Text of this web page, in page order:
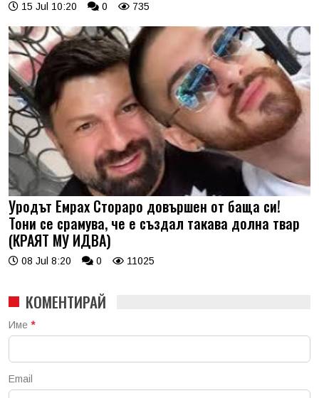
15 Jul 10:20 0 735
Уродът Емрах Стораро довършен от баща си!
Тони се срамува, че е създал такава долна твар
(КРАЯТ МУ ИДВА)
08 Jul 8:20 0 11025
КОМЕНТИРАЙ
Име *
Email